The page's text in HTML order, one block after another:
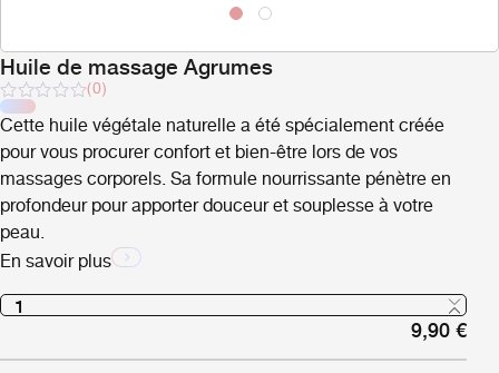
Huile de massage Agrumes
Note
sur
(0)
Cette huile végétale naturelle a été spécialement créée
pour vous procurer confort et bien-être lors de vos
massages corporels. Sa formule nourrissante pénètre en
profondeur pour apporter douceur et souplesse à votre
peau.
En savoir plus
9,90€